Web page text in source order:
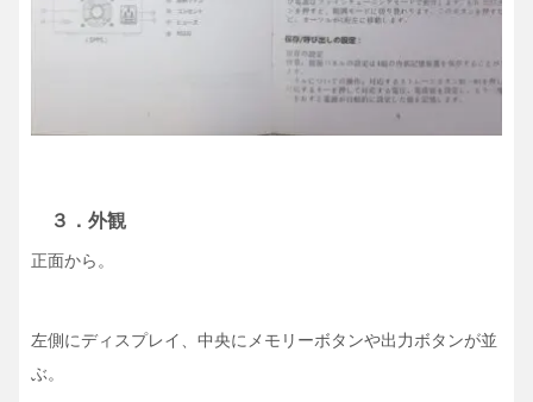
３．外観
正面から。
左側にディスプレイ、中央にメモリーボタンや出力ボタンが並
ぶ。